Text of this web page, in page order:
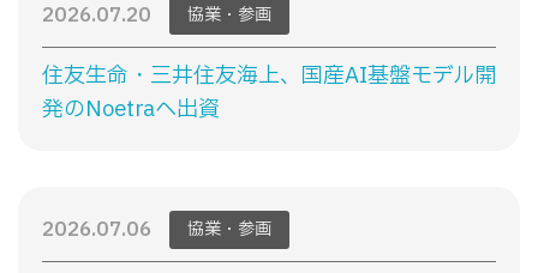
2026.07.20 協業・参画
住友生命・三井住友海上、国産AI基盤モデル開
発のNoetraへ出資
2026.07.06 協業・参画